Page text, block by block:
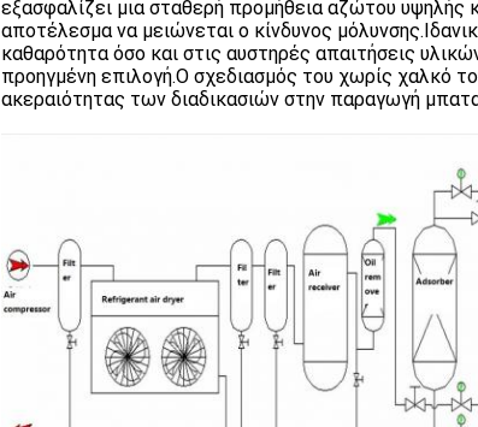
εξασφαλίζει μια σταθερή προμήθεια αζώτου υψηλής
αποτέλεσμα να μειώνεται ο κίνδυνος
καθαρότητα όσο και στις αυστηρές απαιτήσεις
προηγμένη επιλογή.Ο σχεδιασμός του χωρίς χαλκό
ακεραιότητας των διαδικασιών στην παραγωγή